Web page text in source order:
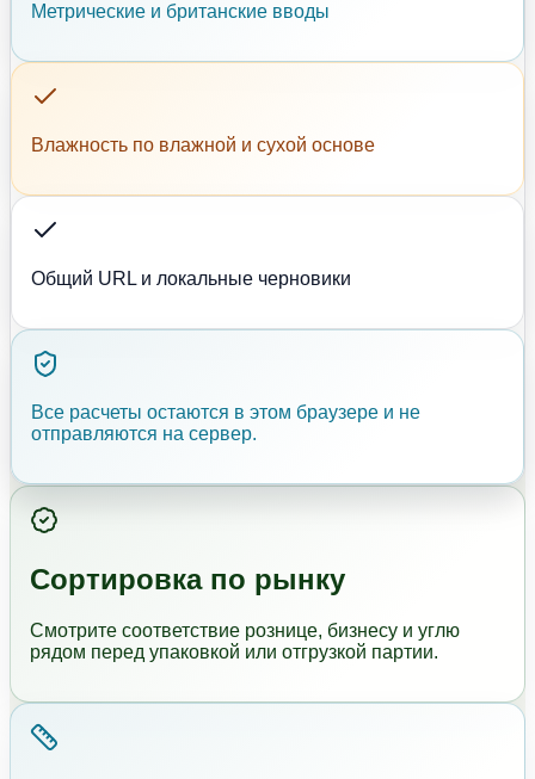
Метрические и британские вводы
Влажность по влажной и сухой основе
Общий URL и локальные черновики
Все расчеты остаются в этом браузере и не
отправляются на сервер.
Сортировка по рынку
Смотрите соответствие рознице, бизнесу и углю
рядом перед упаковкой или отгрузкой партии.